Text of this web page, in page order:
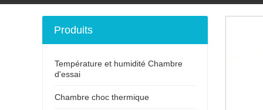
Produits
Température et humidité Chambre
d'essai
Chambre choc thermique